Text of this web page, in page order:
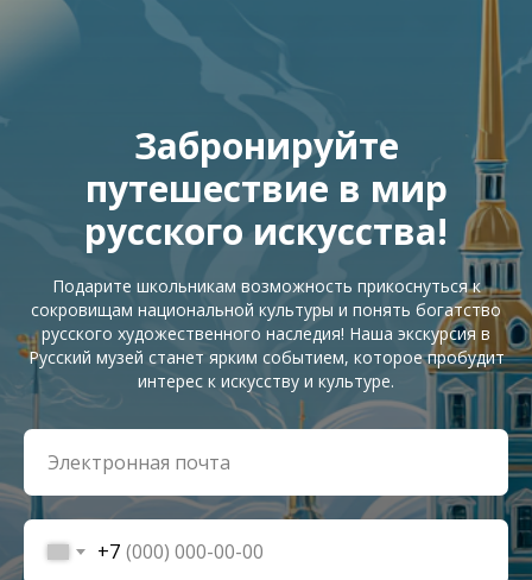
Забронируйте
путешествие в мир
русского искусства!
Подарите школьникам возможность прикоснуться к
сокровищам национальной культуры и понять богатство
русского художественного наследия! Наша экскурсия в
Русский музей станет ярким событием, которое пробудит
интерес к искусству и культуре.
+7